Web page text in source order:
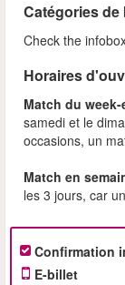
Catégories de
Check the
Horaires
Match du week-
samedi et le
occasions, un
Match en
les 3 jours, car
Confirmation
E-billet